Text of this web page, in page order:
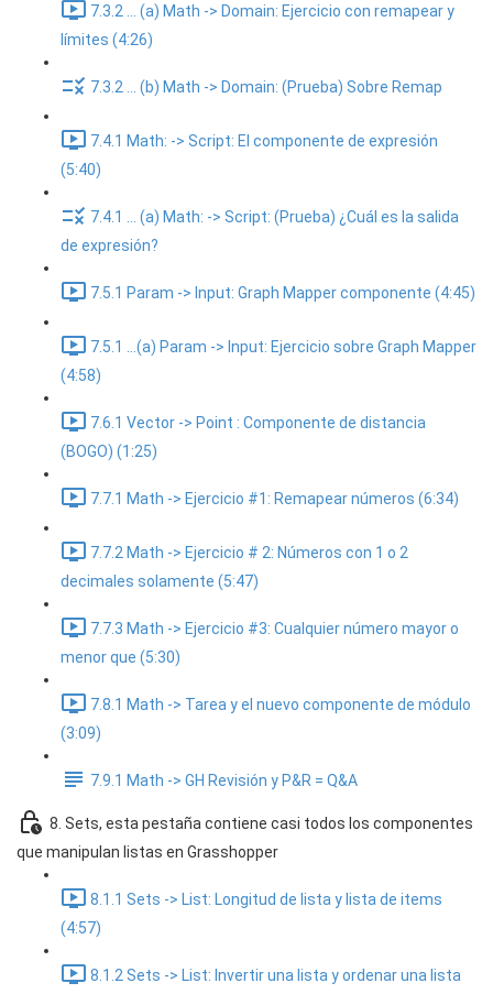
7.3.2 ... (a) Math -> Domain: Ejercicio con remapear y
límites (4:26)
7.3.2 ... (b) Math -> Domain: (Prueba) Sobre Remap
7.4.1 Math: -> Script: El componente de expresión
(5:40)
7.4.1 ... (a) Math: -> Script: (Prueba) ¿Cuál es la salida
de expresión?
7.5.1 Param -> Input: Graph Mapper componente (4:45)
7.5.1 ...(a) Param -> Input: Ejercicio sobre Graph Mapper
(4:58)
7.6.1 Vector -> Point : Componente de distancia
(BOGO) (1:25)
7.7.1 Math -> Ejercicio #1: Remapear números (6:34)
7.7.2 Math -> Ejercicio # 2: Números con 1 o 2
decimales solamente (5:47)
7.7.3 Math -> Ejercicio #3: Cualquier número mayor o
menor que (5:30)
7.8.1 Math -> Tarea y el nuevo componente de módulo
(3:09)
7.9.1 Math -> GH Revisión y P&R = Q&A
8. Sets, esta pestaña contiene casi todos los componentes
que manipulan listas en Grasshopper
8.1.1 Sets -> List: Longitud de lista y lista de items
(4:57)
8.1.2 Sets -> List: Invertir una lista y ordenar una lista